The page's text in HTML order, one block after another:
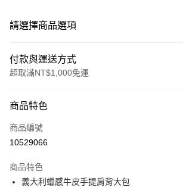
請選擇商品選項
付款與運送方式
超取滿NT$1,000免運
信用卡一次付款
信用卡分期付款
合作金庫商業銀行
華南商業銀行
6 期 0 利率 每期
商品特色
商品編號
10529066
商品特色
義大利蠟感牛皮手提肩背大包